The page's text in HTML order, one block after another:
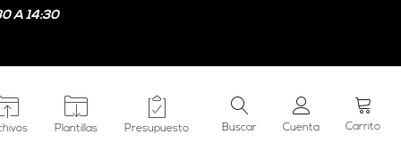
A 14:30
Plantillas Presupuesto Buscar Cuenta Carrito